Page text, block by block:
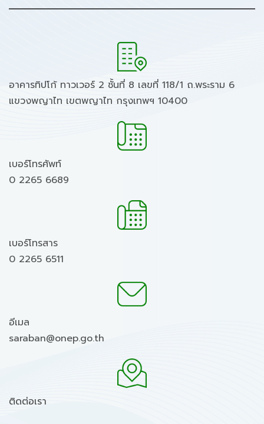
อาคารทิปโก้ ทาวเวอร์ 2 ชั้นที่ 8 เลขที่ 118/1 ถ.พระราม 6
แขวงพญาไท เขตพญาไท กรุงเทพฯ 10400
เบอร์โทรศัพท์
0 2265 6689
เบอร์โทรสาร
0 2265 6511
อีเมล
saraban@onep.go.th
ติดต่อเรา